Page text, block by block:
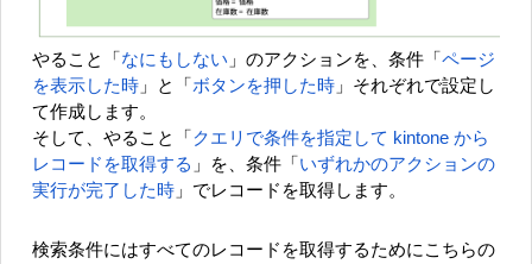
やること「 なにもしない 」のアクションを、条件「 ページ
を表示した時 」と「 ボタンを押した時 」それぞれで設定し
て作成します。
そして、やること「 クエリで条件を指定して kintone から
レコードを取得する 」を、条件「 いずれかのアクションの
実行が完了した時 」でレコードを取得します。
検索条件にはすべてのレコードを取得するためにこちらの